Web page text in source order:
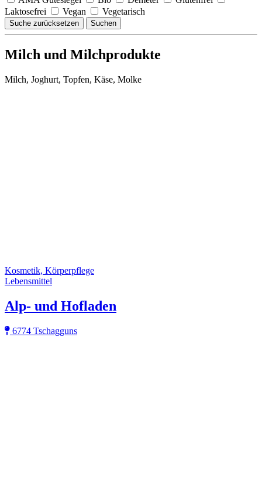
Laktosefrei
Vegan Vegetarisch
Suche zurücksetzen Suchen
Milch und Milchprodukte
Milch, Joghurt, Topfen, Käse, Molke
Kosmetik, Körperpflege
Lebensmittel
Alp- und Hofladen
6774 Tschagguns